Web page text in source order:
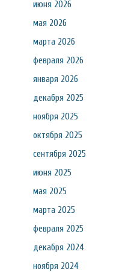
июня 2026
мая 2026
марта 2026
февраля 2026
января 2026
декабря 2025
ноября 2025
октября 2025
сентября 2025
июня 2025
мая 2025
марта 2025
февраля 2025
декабря 2024
ноября 2024